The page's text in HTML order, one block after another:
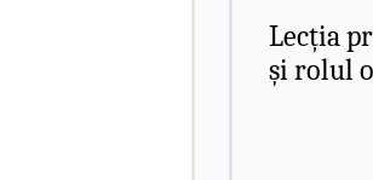
Lecția
și rolul